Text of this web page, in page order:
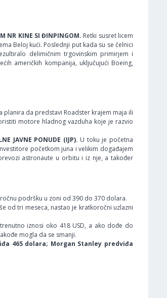
NR KINE SI ĐINPINGOM. Retki susret licem
Beloj kući. Poslednji put kada su se čelnici
delimičnim trgovinskim primirjem i
američkih kompanija, uključujući Boeing,
planira da predstavi Roadster krajem maja ili
motore hladnog vazduha koje je razvio
JAVNE PONUDE (IJP). U toku je početna
početkom juna i velikim događajem
astronaute u orbitu i iz nje, a također
podršku u zoni od 390 do 370 dolara.
od tri meseca, nastao je kratkoročni uzlazni
iznosi oko 418 USD, a ako dođe do
mogla da se smanji.
465 dolara; Morgan Stanley predviđa